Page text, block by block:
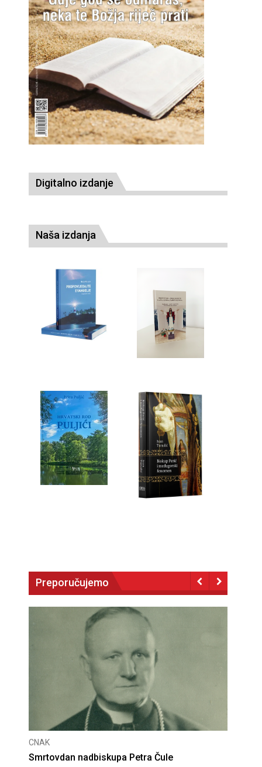
Digitalno izdanje
Naša izdanja
Preporučujemo
CNAK
Deseta obljetnica poništenja komunističke